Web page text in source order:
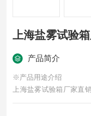
上海盐雾试验
产品简介
※产品用途介绍
上海盐雾试验箱厂家直
雾、霉菌）试验设备之